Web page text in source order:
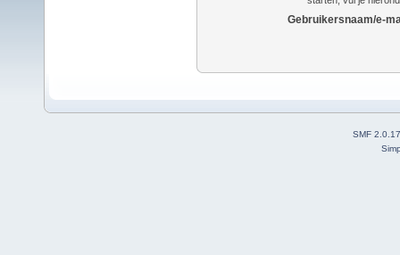
Gebruikersnaam/e-
SMF 2.0.17